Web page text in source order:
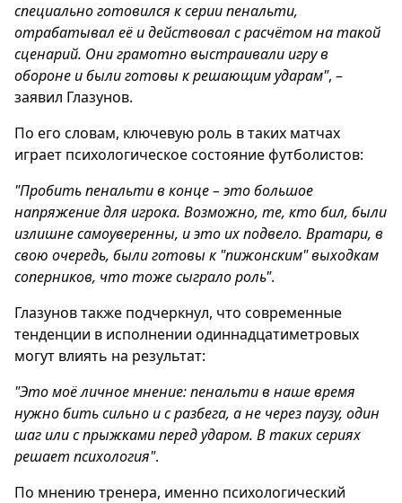
специально готовился к серии пенальти,
отрабатывал её и действовал с расчётом на такой
сценарий. Они грамотно выстраивали игру в
обороне и были готовы к решающим ударам", –
заявил Глазунов.
По его словам, ключевую роль в таких матчах
играет психологическое состояние футболистов:
"Пробить пенальти в конце – это большое
напряжение для игрока. Возможно, те, кто бил, были
излишне самоуверенны, и это их подвело. Вратари, в
свою очередь, были готовы к "пижонским" выходкам
соперников, что тоже сыграло роль".
Глазунов также подчеркнул, что современные
тенденции в исполнении одиннадцатиметровых
могут влиять на результат:
"Это моё личное мнение: пенальти в наше время
нужно бить сильно и с разбега, а не через паузу, один
шаг или с прыжками перед ударом. В таких сериях
решает психология".
По мнению тренера, именно психологический